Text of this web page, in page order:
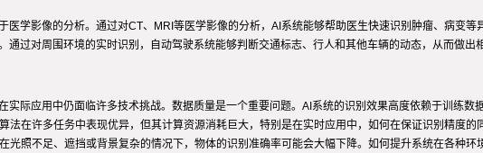
医学影像的分析。通过对CT、MRI等医学影像的分析，AI系统能够帮助医生快速识别肿瘤、病变
通过对周围环境的实时识别，自动驾驶系统能够判断交通标志、行人和其他车辆的动态，从而做出
实际应用中仍面临许多技术挑战。数据质量是一个重要问题。AI系统的识别效果高度依赖于训练数
法在许多任务中表现优异，但其计算资源消耗巨大，特别是在实时应用中，如何在保证识别精度的
光照不足、遮挡或背景复杂的情况下，物体的识别准确率可能会大幅下降。如何提升系统在各种环